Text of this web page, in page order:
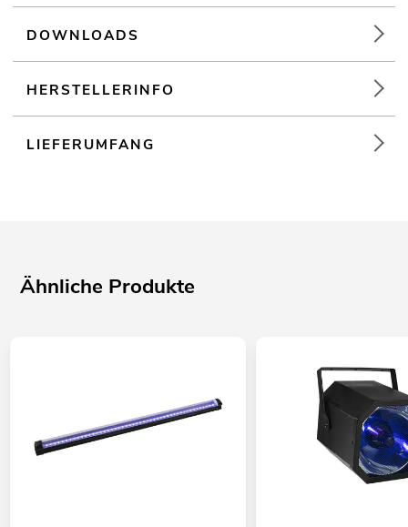
DOWNLOADS
HERSTELLERINFO
LIEFERUMFANG
Ähnliche Produkte